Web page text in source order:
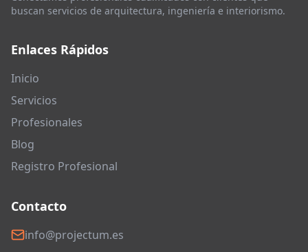
buscan servicios de arquitectura, ingeniería e interiorismo.
Enlaces Rápidos
Inicio
Servicios
Profesionales
Blog
Registro Profesional
Contacto
info@projectum.es